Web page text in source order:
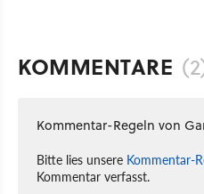
KOMMENTARE
Kommentar-Regeln von
Bitte lies unsere Kommentar-
Kommentar verfasst.